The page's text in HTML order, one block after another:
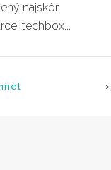
najskôr
techbox...